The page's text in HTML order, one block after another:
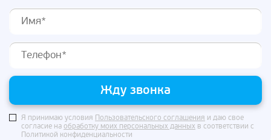
Жду звонка
Я принимаю условия Пользовательского соглашения и даю свое
согласие на обработку моих персональных данных в соответствии с
Политикой конфиденциальности